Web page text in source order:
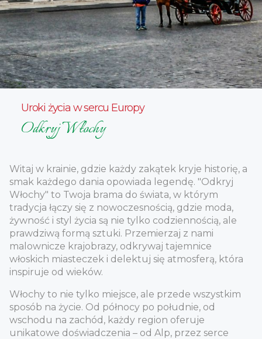
Uroki życia w sercu Europy
Odkryj Włochy
Witaj w krainie, gdzie każdy zakątek kryje historię, a
smak każdego dania opowiada legendę. "Odkryj
Włochy" to Twoja brama do świata, w którym
tradycja łączy się z nowoczesnością, gdzie moda,
żywność i styl życia są nie tylko codziennością, ale
prawdziwą formą sztuki. Przemierzaj z nami
malownicze krajobrazy, odkrywaj tajemnice
włoskich miasteczek i delektuj się atmosferą, która
inspiruje od wieków.
Włochy to nie tylko miejsce, ale przede wszystkim
sposób na życie. Od północy po południe, od
wschodu na zachód, każdy region oferuje
unikatowe doświadczenia – od Alp, przez serce